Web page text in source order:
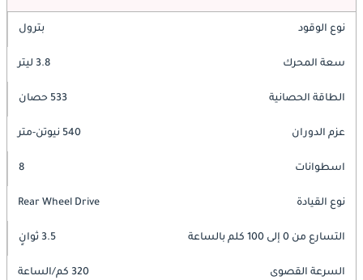
نوع الوقود بترول
سعة المحرك 3.8 ليتر
الطاقة الحصانية 533 حصان
عزم الدوران 540 نيوتن-متر
اسطوانات 8
نوع القيادة Rear Wheel Drive
التسارع من 0 إلى 100 كلم بالساعة 3.5 ثوانٍ
السرعة القصوى 320 كم/الساعة